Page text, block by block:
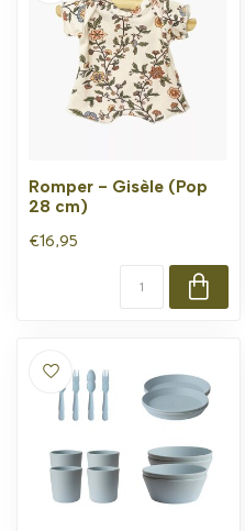
Romper - Gisèle (Pop
28 cm)
€16,95